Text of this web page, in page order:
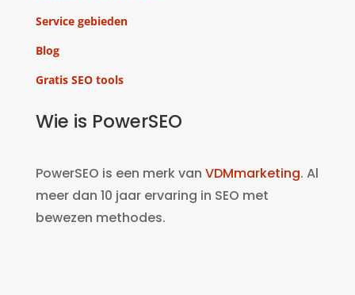
Service gebieden
Blog
Gratis SEO tools
Wie is PowerSEO
PowerSEO is een merk van VDMmarketing. Al
meer dan 10 jaar ervaring in SEO met
bewezen methodes.